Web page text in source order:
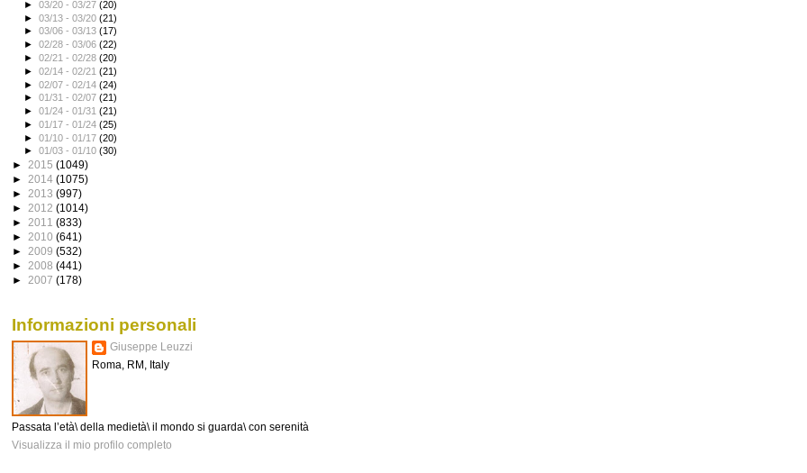
►03/20 - 03/27(20)
►03/13 - 03/20(21)
►03/06 - 03/13(17)
►02/28 - 03/06(22)
►02/21 - 02/28(20)
►02/14 - 02/21(21)
►02/07 - 02/14(24)
►01/31 - 02/07(21)
►01/24 - 01/31(21)
►01/17 - 01/24(25)
►01/10 - 01/17(20)
►01/03 - 01/10(30)
► 2015 (1049)
► 2014 (1075)
► 2013 (997)
► 2012 (1014)
► 2011 (833)
► 2010 (641)
► 2009 (532)
► 2008 (441)
► 2007 (178)
Informazioni personali
Giuseppe Leuzzi
Roma, RM, Italy
Passata l’età\ della medietà\ il mondo si guarda\ con serenità
Visualizza il mio profilo completo